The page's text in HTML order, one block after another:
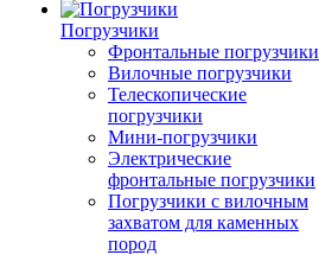
Погрузчики
Фронтальные погрузчики
Вилочные погрузчики
Телескопические
погрузчики
Мини-погрузчики
Электрические
фронтальные погрузчики
Погрузчики с вилочным
захватом для каменных
пород